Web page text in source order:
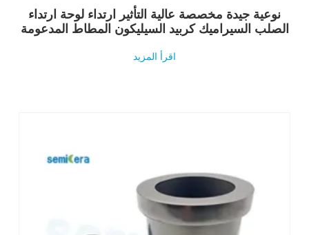
نوعية جيدة مخصصة عالية التأثير ارتداء لوحة ارتداء
الصلب السيراميك كربيد السيليكون المطاط المدعومة
اقرأ المزيد